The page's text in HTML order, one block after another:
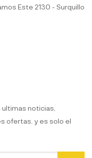
Este 2130 - Surquillo
noticias,
ofertas. y es solo el